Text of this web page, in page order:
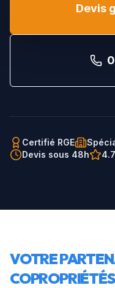
Devis
Certifié RGE
Devis sous 48h
VOTRE